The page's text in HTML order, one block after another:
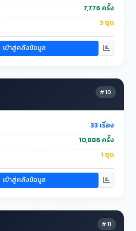
7,776 ครั้ง
3 ชุด
เข้าสู่คลังข้อมูล
# 10
33 เรื่อง
10,886 ครั้ง
1 ชุด
เข้าสู่คลังข้อมูล
# 11